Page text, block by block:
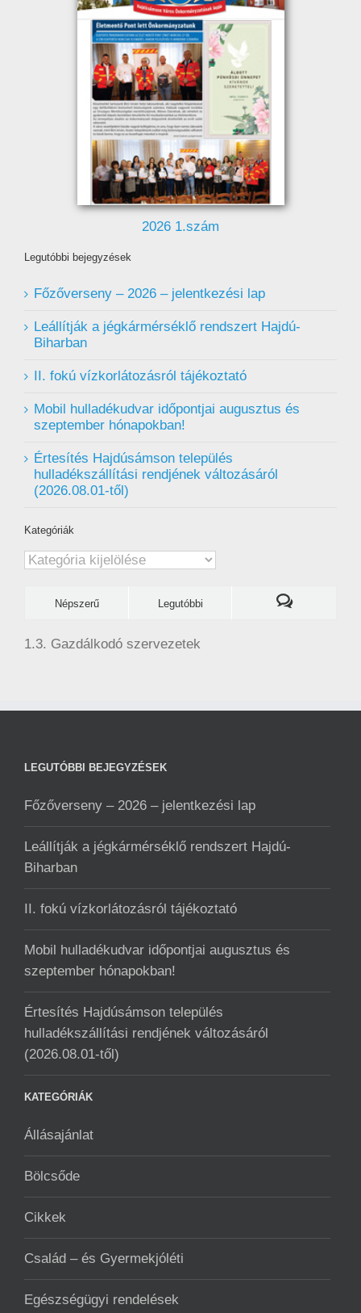
2026 1.szám
Legutóbbi bejegyzések
Főzőverseny – 2026 – jelentkezési lap
Leállítják a jégkármérséklő rendszert Hajdú-
Biharban
II. fokú vízkorlátozásról tájékoztató
Mobil hulladékudvar ️időpontjai augusztus és
szeptember hónapokban!
Értesítés Hajdúsámson település
hulladékszállítási rendjének változásáról
(2026.08.01-től)
Kategóriák
Kategóriák
Népszerű Legutóbbi
1.3. Gazdálkodó szervezetek
LEGUTÓBBI BEJEGYZÉSEK
Főzőverseny – 2026 – jelentkezési lap
Leállítják a jégkármérséklő rendszert Hajdú-
Biharban
II. fokú vízkorlátozásról tájékoztató
Mobil hulladékudvar ️időpontjai augusztus és
szeptember hónapokban!
Értesítés Hajdúsámson település
hulladékszállítási rendjének változásáról
(2026.08.01-től)
KATEGÓRIÁK
Állásajánlat
Bölcsőde
Cikkek
Család – és Gyermekjóléti
Egészségügyi rendelések